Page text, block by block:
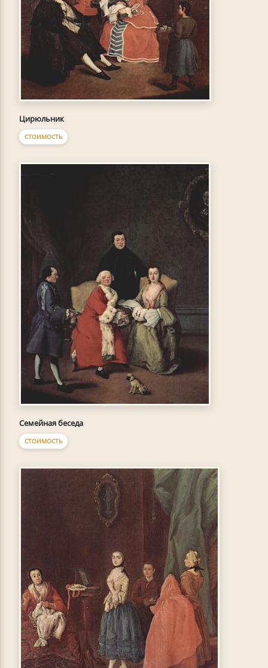
Цирюльник
СТОИМОСТЬ
Семейная беседа
СТОИМОСТЬ